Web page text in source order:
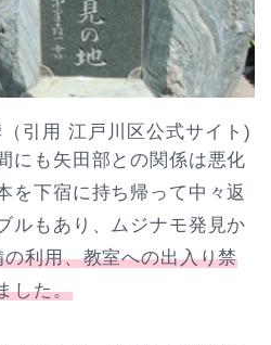
引用 江戸川区公式サイト)
にも矢田部との関係は悪化
を下宿に持ち帰って中々返
ルもあり、ムジナモ発見か
の利用、教室への出入り禁
した。